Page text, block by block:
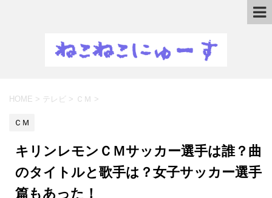
HOME > テレビ > ＣＭ >
ＣＭ
キリンレモンＣＭサッカー選手は誰？曲
のタイトルと歌手は？女子サッカー選手
篇もあった！